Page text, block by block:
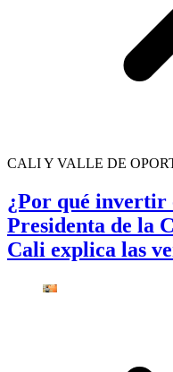
CALI Y VALLE DE
¿Por qué invertir
Presidenta de la
Cali explica las